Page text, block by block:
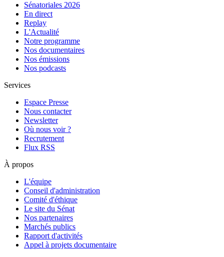
Sénatoriales 2026
En direct
Replay
L'Actualité
Notre programme
Nos documentaires
Nos émissions
Nos podcasts
Services
Espace Presse
Nous contacter
Newsletter
Où nous voir ?
Recrutement
Flux RSS
À propos
L'équipe
Conseil d'administration
Comité d'éthique
Le site du Sénat
Nos partenaires
Marchés publics
Rapport d'activités
Appel à projets documentaire